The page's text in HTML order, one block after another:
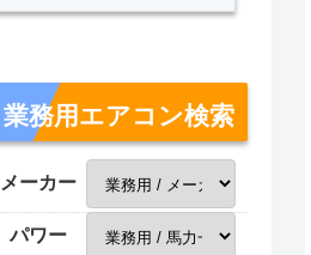
業務用エアコン検索
メーカー
パワー